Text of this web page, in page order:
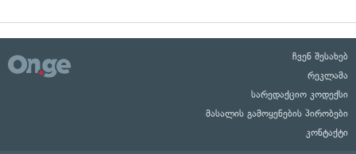
ჩვენ შესახებ
რეკლამა
სარედაქციო კოდექსი
მასალის გამოყენების პირობები
კონტაქტი